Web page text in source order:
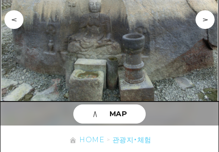
추천
아트
이벤트/축제
음식/술
사이클링
쇼핑
스포츠
나이트 라이프
목록
Dive! Hiroshima 공식 가이드
Hiroshima Moshimo Travel
히로시마시 주변
아키(安芸)
빈고(備後)
관광지・체험
목록
히로시마시 주변
아키(安芸)
빈고(備後)
비북(備北)
게이호쿠(芸北)
계절 정보
이벤트
유용한 정보
목록
접근
HOME 관광지・체험
MAP